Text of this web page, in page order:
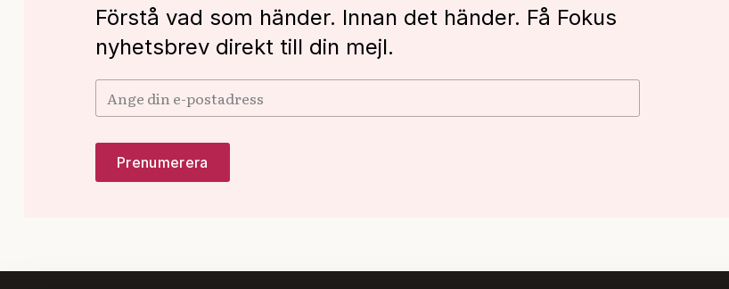
Förstå vad som händer. Innan det händer. Få Fokus
nyhetsbrev direkt till din mejl.